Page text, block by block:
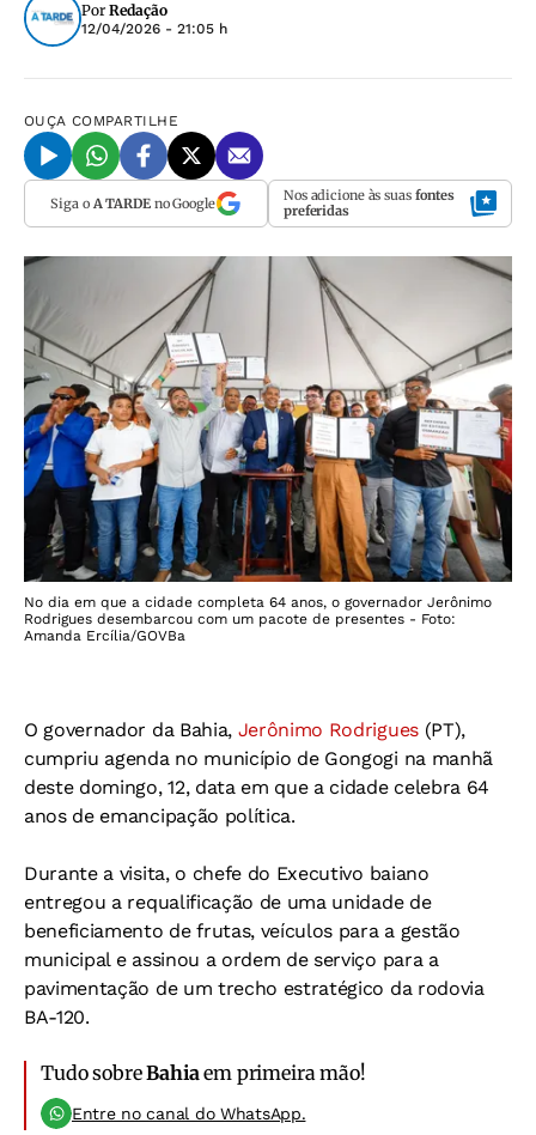
Por Redação
12/04/2026 - 21:05 h
OUÇA COMPARTILHE
Siga o A TARDEno Google Nos adicione às suas fontes
preferidas
No dia em que a cidade completa 64 anos, o governador Jerônimo
Rodrigues desembarcou com um pacote de presentes - Foto:
Amanda Ercília/GOVBa
O governador da Bahia, Jerônimo Rodrigues(PT),
cumpriu agenda no município de Gongogi na manhã
deste domingo, 12, data em que a cidade celebra 64
anos de emancipação política.
Durante a visita, o chefe do Executivo baiano
entregou a requalificação de uma unidade de
beneficiamento de frutas, veículos para a gestão
municipal e assinou a ordem de serviço para a
pavimentação de um trecho estratégico da rodovia
BA-120.
Tudo sobreBahiaem primeira mão!
Entre no canal do WhatsApp.